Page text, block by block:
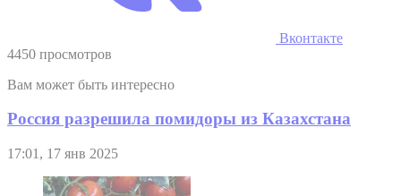
Вконтакте
4450 просмотров
Вам может быть интересно
Россия разрешила помидоры из Казахстана
17:01, 17 янв 2025